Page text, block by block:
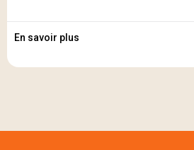
En savoir plus